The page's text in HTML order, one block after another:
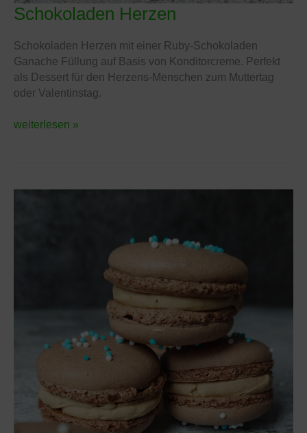
Schokoladen Herzen
Schokoladen Herzen mit einer Ruby-Schokoladen
Ganache Füllung auf Basis von Konditorcreme. Perfekt
als Dessert für den Herzens-Menschen zum Muttertag
oder Valentinstag.
Schokoladen
weiterlesen »